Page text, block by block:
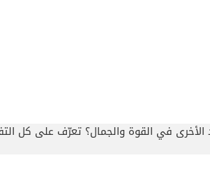
الأخرى في القوة والجمال؟ تعرّف على كل